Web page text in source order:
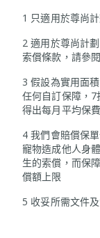
1 只適用於尊尚
2 適用於尊尚計
索償條款，請參
3 假設為實用面
任何自訂保障，
得出每月平均保
4 我們會賠償保
寵物造成他人身
生的索償，而保
償額上限
5 收妥所需文件